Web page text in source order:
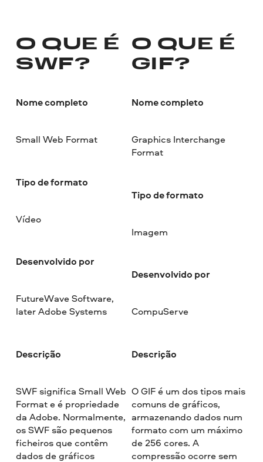
O QUE É
SWF?
Nome completo
Small Web Format
Tipo de formato
Vídeo
Desenvolvido por
FutureWave Software,
later Adobe Systems
Descrição
SWF significa Small Web
Format e é propriedade
da Adobe. Normalmente,
os SWF são pequenos
ficheiros que contêm
dados de gráficos
O QUE É
GIF?
Nome completo
Graphics Interchange
Format
Tipo de formato
Imagem
Desenvolvido por
CompuServe
Descrição
O GIF é um dos tipos mais
comuns de gráficos,
armazenando dados num
formato com um máximo
de 256 cores. A
compressão ocorre sem